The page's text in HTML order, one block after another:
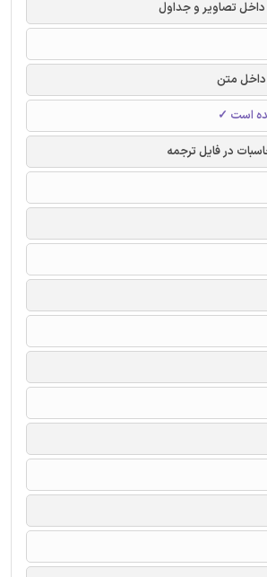
تصاویر و جداول
متن
است ✓
در فایل ترجمه